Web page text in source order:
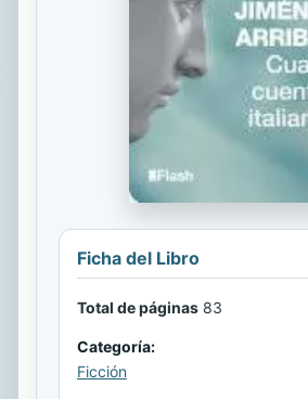
Ficha del Libro
Total de páginas 83
Categoría:
Ficción